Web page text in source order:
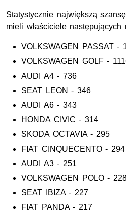
Statystycznie największą
mieli właściciele następujących
VOLKSWAGEN PASSAT -
VOLKSWAGEN GOLF -
AUDI A4 - 736
SEAT LEON - 346
AUDI A6 - 343
HONDA CIVIC - 314
SKODA OCTAVIA - 295
FIAT CINQUECENTO - 294
AUDI A3 - 251
VOLKSWAGEN POLO -
SEAT IBIZA - 227
FIAT PANDA - 217